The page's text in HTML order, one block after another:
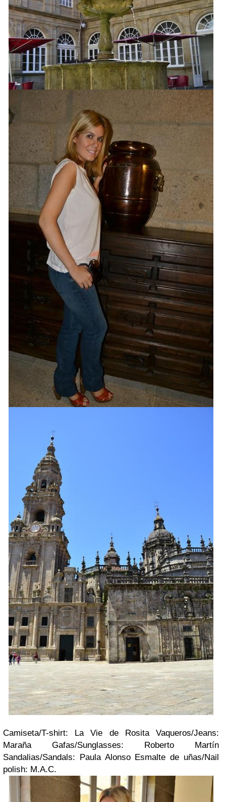
Camiseta/T-shirt: La Vie de RositaVaqueros/Jeans:
Maraña Gafas/Sunglasses: Roberto Martín
Sandalias/Sandals: Paula AlonsoEsmalte de uñas/Nail
polish: M.A.C.